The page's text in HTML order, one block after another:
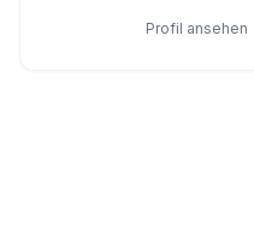
Profil ansehen